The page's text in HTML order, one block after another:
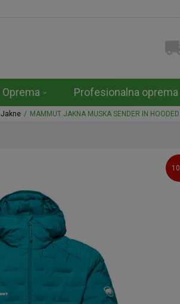
Oprema Profesionalna oprema
Jakne MAMMUT JAKNA MUSKA SENDER IN HOODED
10